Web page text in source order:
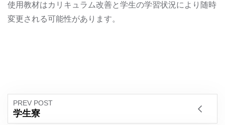
使用教材はカリキュラム改善と学生の学習状況により随時
変更される可能性があります。
PREV POST
学生寮